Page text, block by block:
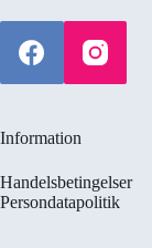
Information
Handelsbetingelser
Persondatapolitik